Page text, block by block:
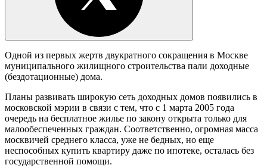
Одной из первых жертв двукратного сокращения в Москве
муниципального жилищного строительства пали доходные
(бездотационные) дома.
Планы развивать широкую сеть доходных домов появились в
московской мэрии в связи с тем, что с 1 марта 2005 года
очередь на бесплатное жилье по закону открыта только для
малообеспеченных граждан. Соответственно, огромная масса
москвичей среднего класса, уже не бедных, но еще
неспособных купить квартиру даже по ипотеке, осталась без
государственной помощи.